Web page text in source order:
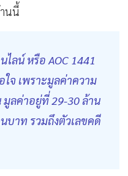
นนี้
ลน์ หรือ AOC 1441
จ เพราะมูลค่าความ
มูลค่าอยู่ที่ 29-30 ล้าน
บาท รวมถึงตัวเลขคดี